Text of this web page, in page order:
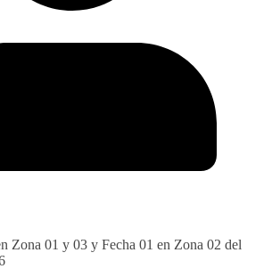
Zona 01 y 03 y Fecha 01 en Zona 02 del